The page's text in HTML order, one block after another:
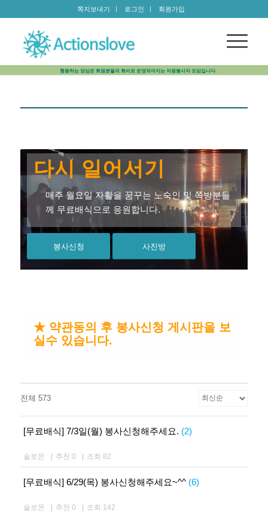
쪽지보내기 로그인 회원가입
행동하는 양심은 회원분들의 회비로 운영되어지는 자원봉사자 모임입니다.
다시 일어서기
매주 월요일 자활을 꿈꾸는 노숙인 및 쪽방분들
께 무료배식으로 응원합니다.
봉사신청 사진방
★ 약관동의 후 봉사신청 게시판을 보
실수 있습니다.
전체 573
[무료배식] 7/3일(월) 봉사신청해주세요. (2)
솔로몬 | 추천 0 | 조회 82
[무료배식] 6/29(목) 봉사신청해주세요~^^ (6)
솔로몬 | 추천 0 | 조회 142